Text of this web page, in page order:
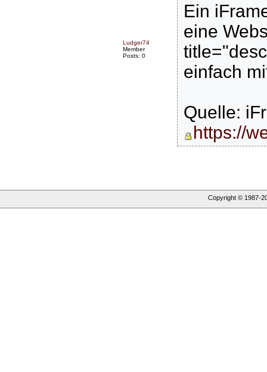
Ludger74
Member
Posts: 0
Ein
eine
einfach
Quelle:
https://
Copyright © 1987-